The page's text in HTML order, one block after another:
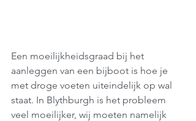
Een moeilijkheidsgraad bij het
aanleggen van een bijboot is hoe je
met droge voeten uiteindelijk op wal
staat. In Blythburgh is het probleem
veel moeilijker, wij moeten namelijk